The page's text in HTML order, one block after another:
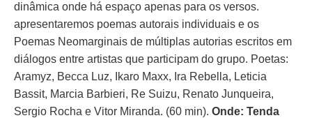
dinâmica onde há espaço apenas para os versos.
apresentaremos poemas autorais individuais e os
Poemas Neomarginais de múltiplas autorias escritos em
diálogos entre artistas que participam do grupo. Poetas:
Aramyz, Becca Luz, Ikaro Maxx, Ira Rebella, Leticia
Bassit, Marcia Barbieri, Re Suizu, Renato Junqueira,
Sergio Rocha e Vitor Miranda. (60 min). Onde: Tenda